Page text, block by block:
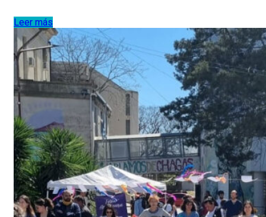
Leer más